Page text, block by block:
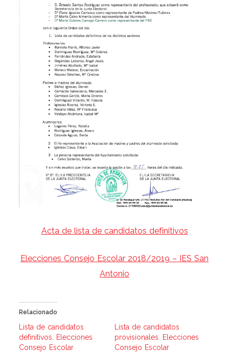
Acta de lista de candidatos definitivos
Elecciones Consejo Escolar 2018/2019 – IES San
Antonio
Relacionado
Lista de candidatos
definitivos. Elecciones
Consejo Escolar
Lista de candidatos
provisionales. Elecciones
Consejo Escolar